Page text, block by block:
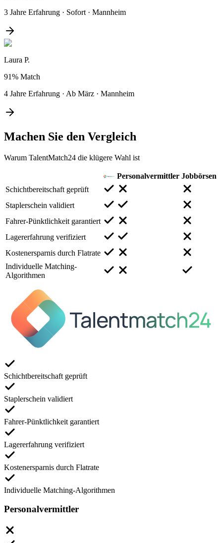
3 Jahre Erfahrung · Sofort · Mannheim
Laura P.
91% Match
4 Jahre Erfahrung · Ab März · Mannheim
Machen Sie den Vergleich
Warum TalentMatch24 die klügere Wahl ist
Personalvermittler Jobbörsen
Schichtbereitschaft geprüft
Staplerschein validiert
Fahrer-Pünktlichkeit garantiert
Lagererfahrung verifiziert
Kostenersparnis durch Flatrate
Individuelle Matching-
Algorithmen
Schichtbereitschaft geprüft
Staplerschein validiert
Fahrer-Pünktlichkeit garantiert
Lagererfahrung verifiziert
Kostenersparnis durch Flatrate
Individuelle Matching-Algorithmen
Personalvermittler